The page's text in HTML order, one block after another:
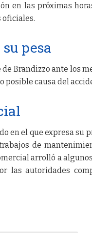
en las próximas
oficiales.
pesa
Brandizzo ante los
posible causa del
en el que expresa su
de
arrolló a
las autoridades